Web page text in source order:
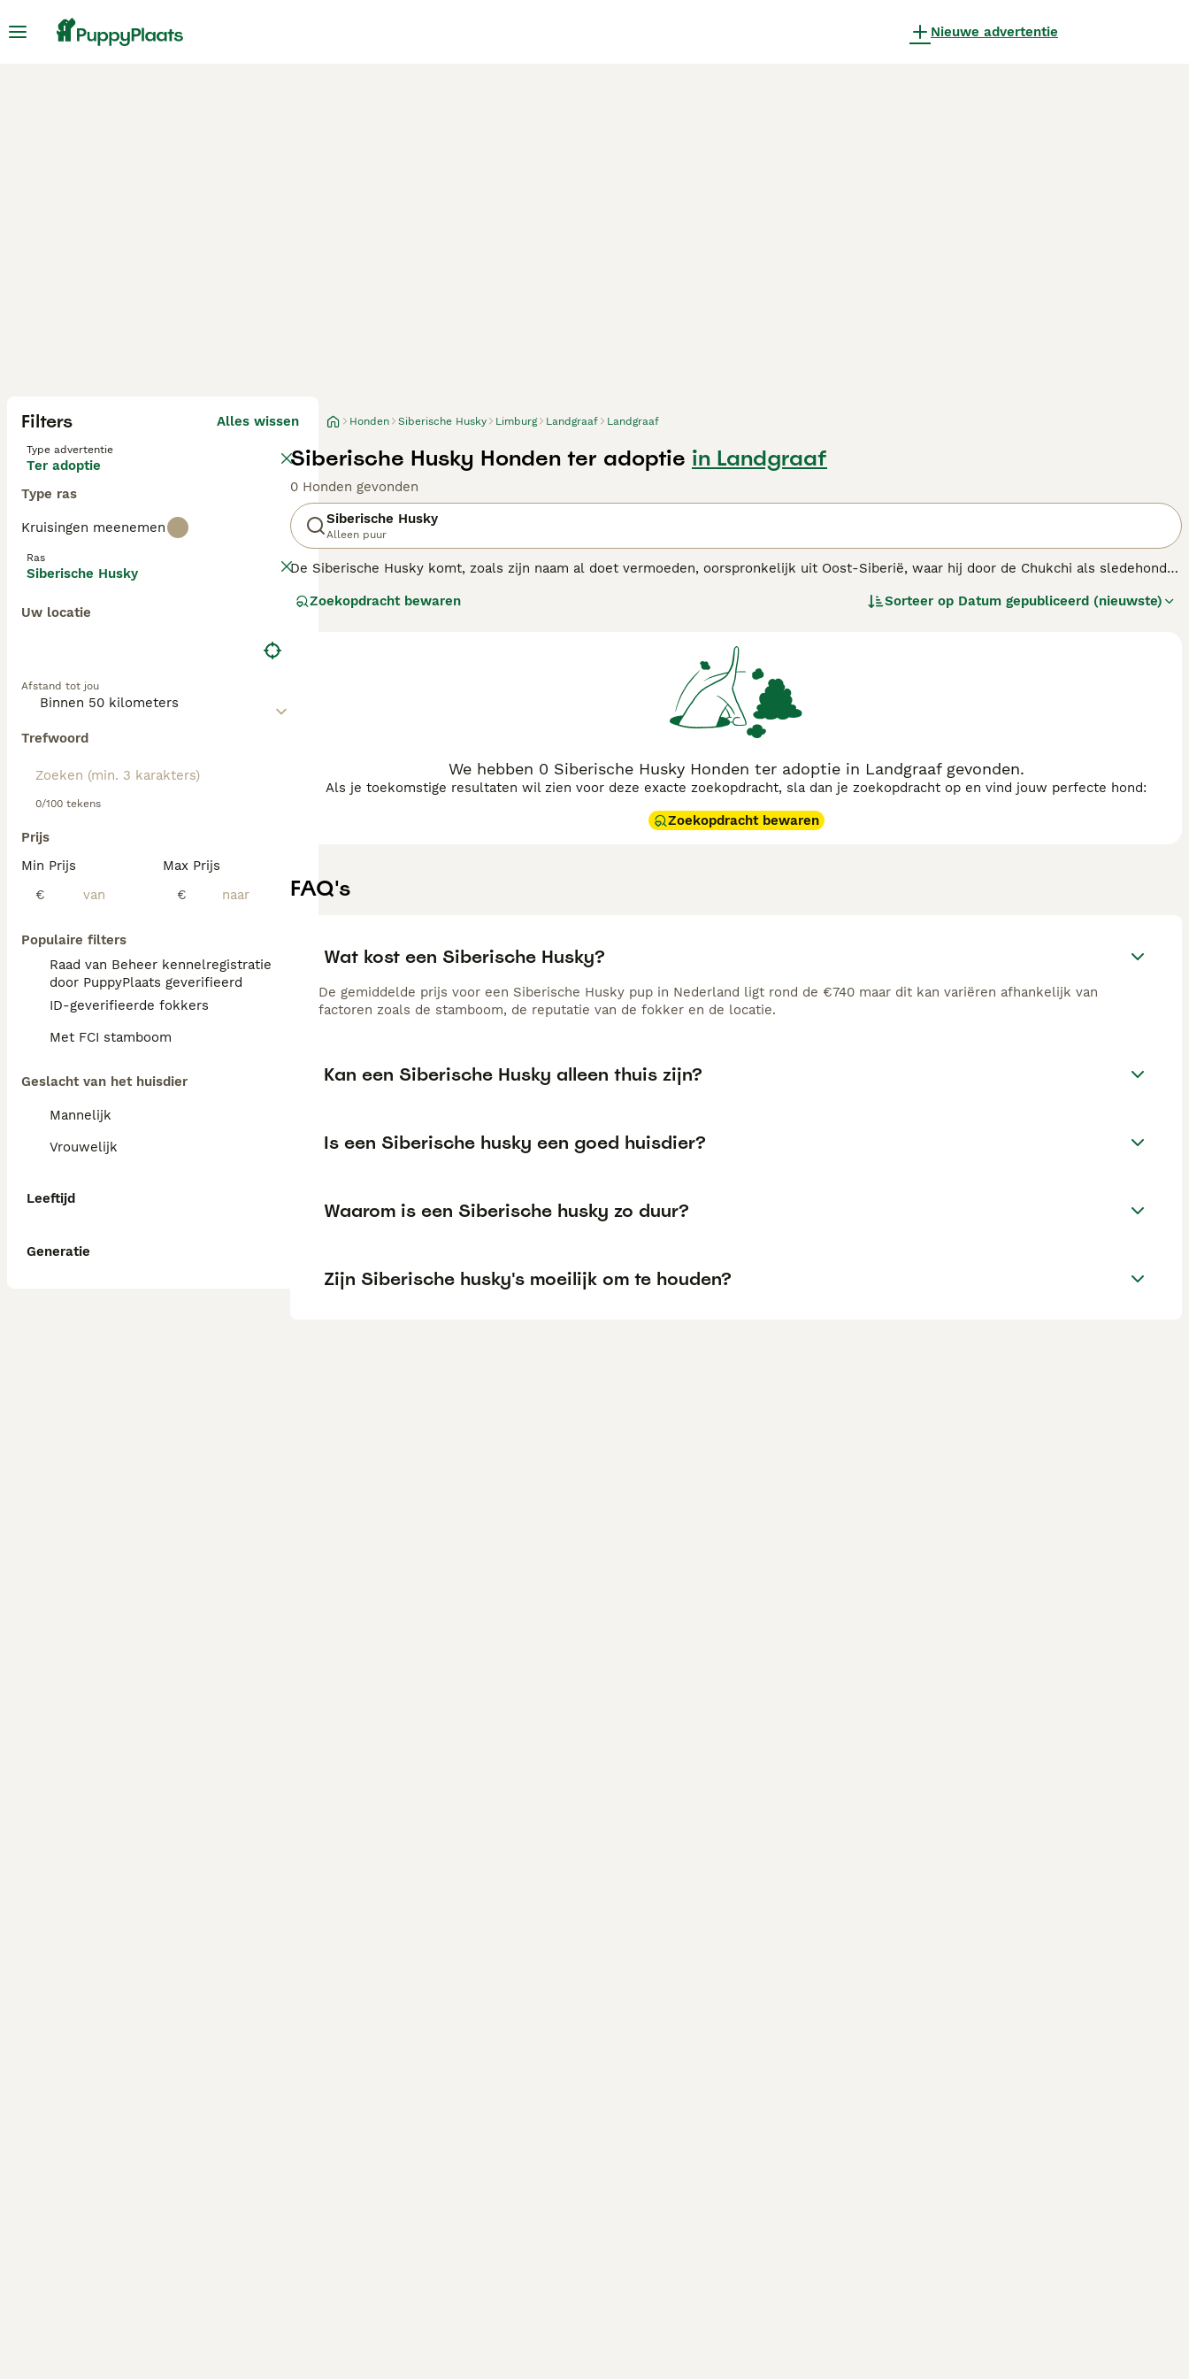
Nieuwe advertentie
Filters Alles wissen
Type advertentie
Ter adoptie
Type ras
Kruisingen meenemen
Ras
Siberische Husky
Uw locatie
Afstand tot jou
Trefwoord
0/100 tekens
Prijs
Min Prijs
€
Max Prijs
€
Populaire filters
Raad van Beheer kennelregistratie
door PuppyPlaats geverifieerd
ID-geverifieerde fokkers
Met FCI stamboom
Geslacht van het huisdier
Mannelijk
Vrouwelijk
Leeftijd
Generatie
Honden Siberische Husky Limburg Landgraaf Landgraaf
Siberische Husky Honden ter adoptie in Landgraaf
0 Honden gevonden
Siberische Husky
Alleen puur
De Siberische Husky komt, zoals zijn naam al doet vermoeden, oorspronkelijk uit Oost-Siberië, waar hij door de Chukchi als sledehond
genieten ervan om met andere husky's samen te zijn in plaats van alleen. Het ras is niet de beste keuze voor mensen die voor de eerste
voor informatie over dit hondenras.
Zoekopdracht bewaren Sorteer op Datum gepubliceerd (nieuwste)
We hebben 0 Siberische Husky Honden ter adoptie in Landgraaf gevonden.
Als je toekomstige resultaten wil zien voor deze exacte zoekopdracht, sla dan je zoekopdracht op en vind jouw perfecte hond:
Zoekopdracht bewaren
FAQ's
Wat kost een Siberische Husky?
De gemiddelde prijs voor een Siberische Husky pup in Nederland ligt rond de €740 maar dit kan variëren afhankelijk van
factoren zoals de stamboom, de reputatie van de fokker en de locatie.
Kan een Siberische Husky alleen thuis zijn?
Is een Siberische husky een goed huisdier?
Waarom is een Siberische husky zo duur?
Zijn Siberische husky's moeilijk om te houden?